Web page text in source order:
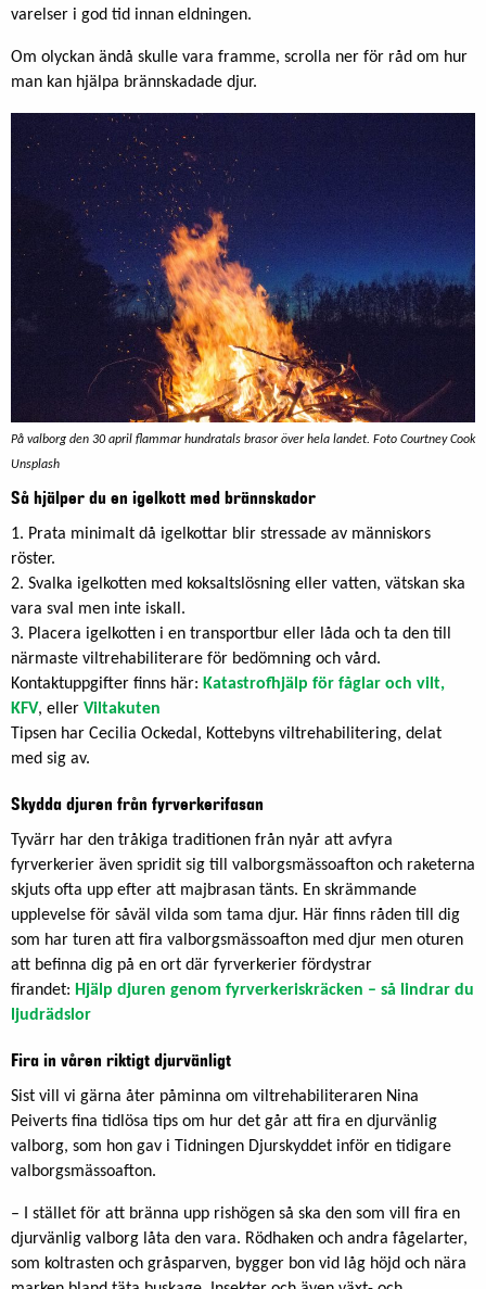
varelser i god tid innan eldningen.
Om olyckan ändå skulle vara framme, scrolla ner för råd om hur
man kan hjälpa brännskadade djur.
På valborg den 30 april flammar hundratals brasor över hela landet. Foto Courtney Cook
Unsplash
Så hjälper du en igelkott med brännskador
1. Prata minimalt då igelkottar blir stressade av människors
röster.
2. Svalka igelkotten med koksaltslösning eller vatten, vätskan ska
vara sval men inte iskall.
3. Placera igelkotten i en transportbur eller låda och ta den till
närmaste viltrehabiliterare för bedömning och vård.
Kontaktuppgifter finns här: Katastrofhjälp för fåglar och vilt,
KFV, eller Viltakuten
Tipsen har Cecilia Ockedal, Kottebyns viltrehabilitering, delat
med sig av.
Skydda djuren från fyrverkerifasan
Tyvärr har den tråkiga traditionen från nyår att avfyra
fyrverkerier även spridit sig till valborgsmässoafton och raketerna
skjuts ofta upp efter att majbrasan tänts. En skrämmande
upplevelse för såväl vilda som tama djur. Här finns råden till dig
som har turen att fira valborgsmässoafton med djur men oturen
att befinna dig på en ort där fyrverkerier fördystrar
firandet: Hjälp djuren genom fyrverkeriskräcken – så lindrar du
ljudrädslor
Fira in våren riktigt djurvänligt
Sist vill vi gärna åter påminna om viltrehabiliteraren Nina
Peiverts fina tidlösa tips om hur det går att fira en djurvänlig
valborg, som hon gav i Tidningen Djurskyddet inför en tidigare
valborgsmässoafton.
– I stället för att bränna upp rishögen så ska den som vill fira en
djurvänlig valborg låta den vara. Rödhaken och andra fågelarter,
som koltrasten och gråsparven, bygger bon vid låg höjd och nära